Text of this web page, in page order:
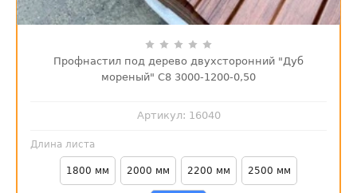
Профнастил под дерево двухсторонний "Дуб
мореный" С8 3000-1200-0,50
Артикул: 16040
Длина листа
1800 мм 2000 мм 2200 мм 2500 мм